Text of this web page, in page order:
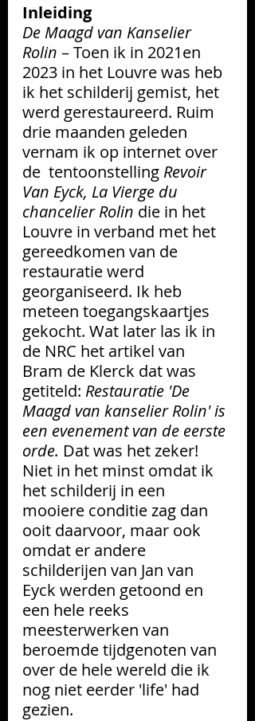
Inleiding
De Maagd van Kanselier
Rolin – Toen ik in 2021en
2023 in het Louvre was heb
ik het schilderij gemist, het
werd gerestaureerd. Ruim
drie maanden geleden
vernam ik op internet over
de  tentoonstelling Revoir
Van Eyck, La Vierge du
chancelier Rolin die in het
Louvre in verband met het
gereedkomen van de
restauratie werd
georganiseerd. Ik heb
meteen toegangskaartjes
gekocht. Wat later las ik in
de NRC het artikel van
Bram de Klerck dat was
getiteld: Restauratie 'De
Maagd van kanselier Rolin' is
een evenement van de eerste
orde. Dat was het zeker!
Niet in het minst omdat ik
het schilderij in een
mooiere conditie zag dan
ooit daarvoor, maar ook
omdat er andere
schilderijen van Jan van
Eyck werden getoond en
een hele reeks
meesterwerken van
beroemde tijdgenoten van
over de hele wereld die ik
nog niet eerder 'life' had
gezien.